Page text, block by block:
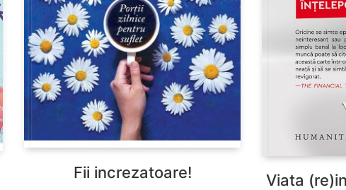
Fii increzatoare!
Viata